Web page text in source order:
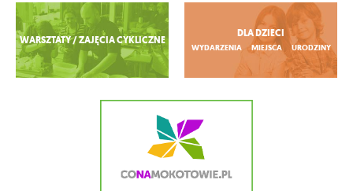
Zobacz więcej
WARSZTATY / ZAJĘCIA CYKLICZNE
DLA DZIECI
WYDARZENIA MIEJSCA URODZINY